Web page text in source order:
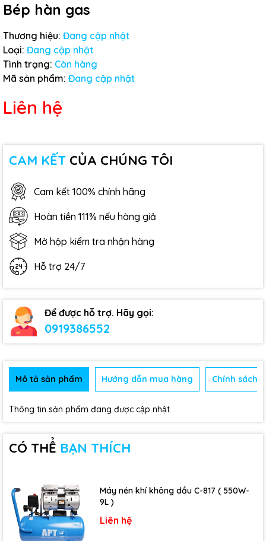
Bép hàn gas
Thương hiệu: Đang cập nhật
Loại: Đang cập nhật
Tình trạng: Còn hàng
Mã sản phẩm: Đang cập nhật
Liên hệ
CAM KẾT CỦA CHÚNG TÔI
Cam kết 100% chính hãng
Hoàn tiền 111% nếu hàng giả
Mở hộp kiểm tra nhận hàng
Hỗ trợ 24/7
Để được hỗ trợ. Hãy gọi:
0919386552
Mô tả sản phẩm Hướng dẫn mua hàng Chính sách
Thông tin sản phẩm đang được cập nhật
CÓ THỂ BẠN THÍCH
Máy nén khí không dầu C-817 ( 550W-
9L )
Liên hệ